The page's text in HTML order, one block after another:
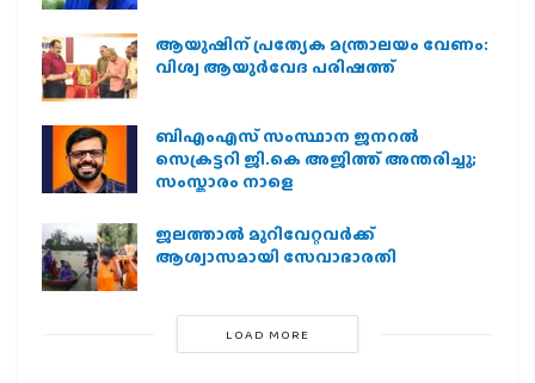
ആയുഷിന് പ്രത്യേക മന്ത്രാലയം വേണം:
വിശ്വ ആയുര്‍വേദ പരിഷത്ത്
ബിഎംഎസ് സംസ്ഥാന ജനറൽ
സെക്രട്ടറി ജി.കെ അജിത്ത് അന്തരിച്ചു;
സംസ്കാരം നാളെ
ജലത്താല്‍ മുറിവേറ്റവര്‍ക്ക്
ആശ്വാസമായി സേവാഭാരതി
LOAD MORE